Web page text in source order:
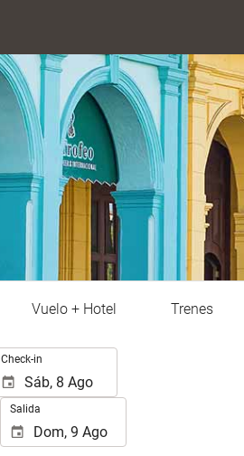
Vuelo + Hotel Trenes
Check-in
Salida